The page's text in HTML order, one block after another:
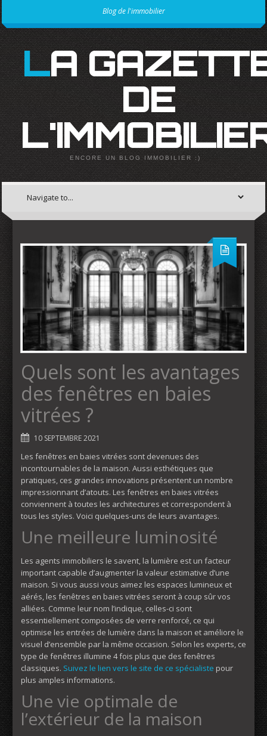
Blog de l'immobilier
LA GAZETTE
DE
ENCORE UN BLOG IMMOBILIER :)
Quels sont les avantages
des fenêtres en baies
vitrées ?
10 SEPTEMBRE 2021
Les fenêtres en baies vitrées sont devenues des
incontournables de la maison. Aussi esthétiques que
pratiques, ces grandes innovations présentent un nombre
impressionnant d’atouts. Les fenêtres en baies vitrées
conviennent à toutes les architectures et correspondent à
tous les styles. Voici quelques-uns de leurs avantages.
Une meilleure luminosité
Les agents immobiliers le savent, la lumière est un facteur
important capable d’augmenter la valeur estimative d’une
maison. Si vous aussi vous aimez les espaces lumineux et
aérés, les fenêtres en baies vitrées seront à coup sûr vos
alliées. Comme leur nom l’indique, celles-ci sont
essentiellement composées de verre renforcé, ce qui
optimise les entrées de lumière dans la maison et améliore le
visuel d’ensemble par la même occasion. Selon les experts, ce
type de fenêtres illumine 4 fois plus que des fenêtres
classiques. Suivez le lien vers le site de ce spécialiste pour
plus amples informations.
Une vie optimale de
l’extérieur de la maison